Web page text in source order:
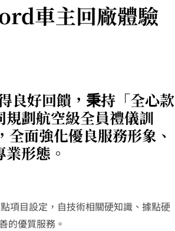
車主回廠體驗
良好回饋，秉持「全心款
劃航空級全員禮儀訓
面強化優良服務形象、
形態。
項目設定，自技術相關硬知識、據點硬
的優質服務。